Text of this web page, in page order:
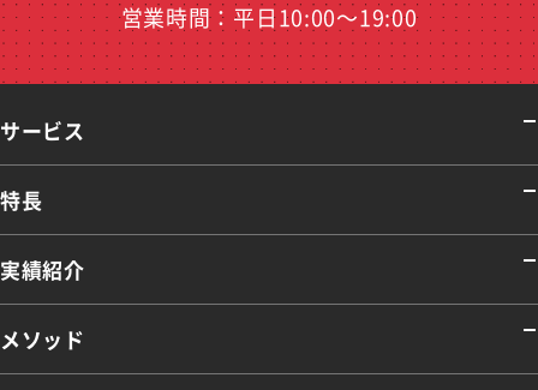
営業時間：平日10:00～19:00
サービス
特長
実績紹介
メソッド